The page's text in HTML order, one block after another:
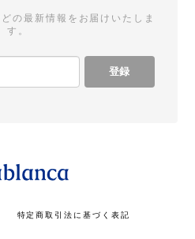
の最新情報をお届けいたしま
す。
登録
特定商取引法に基づく表記